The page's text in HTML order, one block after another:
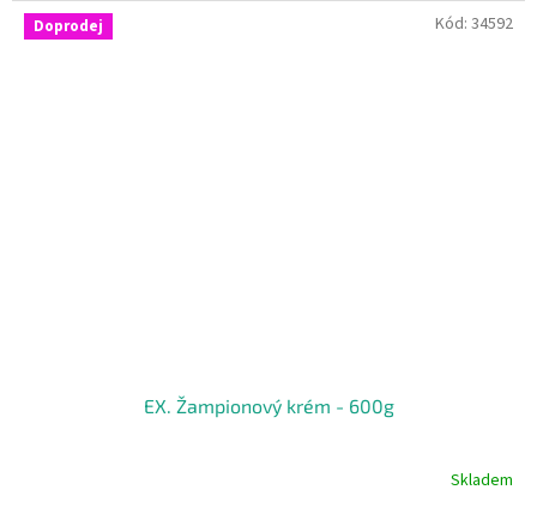
NÁŠ TIP! Tato vydatná polévka nejlépe chutná s dobrým kváskovým
chlebem.
Doprodej
EX. Žampionový krém - 600g
Skladem
Kód: 34592